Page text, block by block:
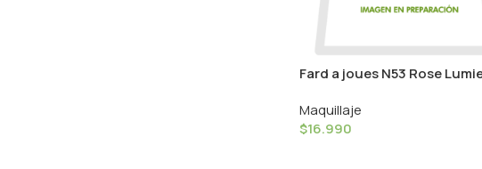
Fard a joues N53 Rose
Maquillaje
$16.990